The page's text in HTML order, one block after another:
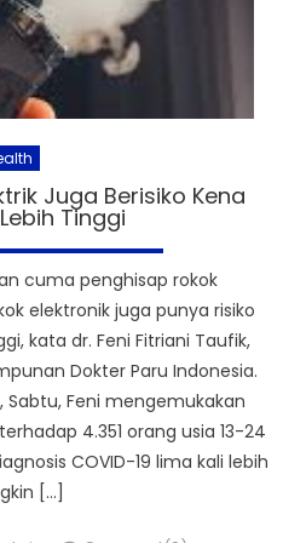
Juga Berisiko Kena
Tinggi
cuma penghisap rokok
elektronik juga punya risiko
kata dr. Feni Fitriani Taufik,
Dokter Paru Indonesia.
Feni mengemukakan
4.351 orang usia 13-24
COVID-19 lima kali lebih
[…]